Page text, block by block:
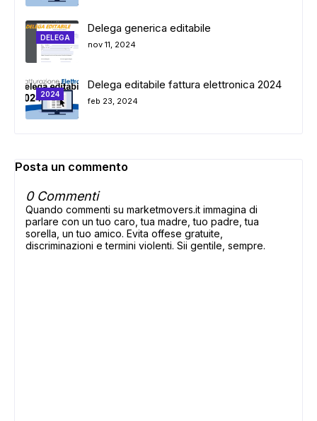
DELEGA
Delega generica editabile
nov 11, 2024
2024
Delega editabile fattura elettronica 2024
feb 23, 2024
Posta un commento
0 Commenti
Quando commenti su marketmovers.it immagina di
parlare con un tuo caro, tua madre, tuo padre, tua
sorella, un tuo amico. Evita offese gratuite,
discriminazioni e termini violenti. Sii gentile, sempre.